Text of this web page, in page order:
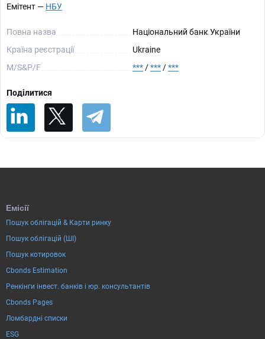
Емітент — НБУ
Повна назва
Нацiональний банк України
Країна реєстрації
Ukraine
М/S&P/F
*** /*** /***
Поділитися
Емісії
Пошук облігацій & Карти ринку
Пошук облігацій (ШІ)
Пошук котировок
Cbonds Estimation
Ренкінги інвест. банків і юр. консультантів
Cbonds Pages
Ломбардні списки
ESG